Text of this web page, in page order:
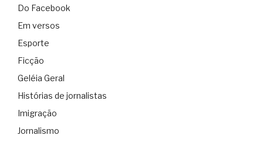
Do Facebook
Em versos
Esporte
Ficção
Geléia Geral
Histórias de jornalistas
Imigração
Jornalismo